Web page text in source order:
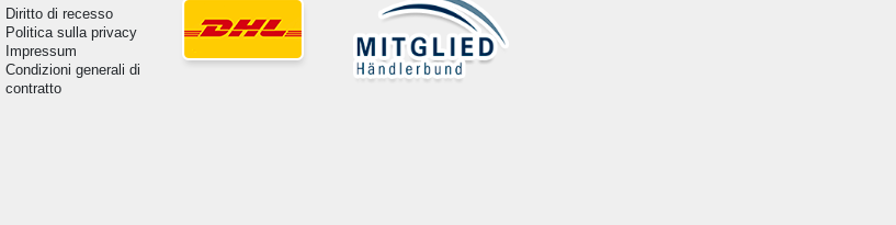
Diritto di recesso
Politica sulla privacy
Impressum
Condizioni generali di
contratto